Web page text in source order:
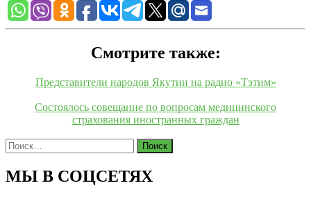
Смотрите также:
Представители народов Якутии на радио «Тэтим»
Состоялось совещание по вопросам медицинского
страхования иностранных граждан
Найти:
МЫ В СОЦСЕТЯХ